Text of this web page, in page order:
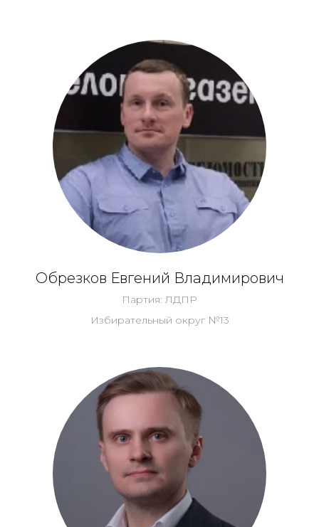
Обрезков Евгений Владимирович
Партия: ЛДПР
Избирательный округ №13